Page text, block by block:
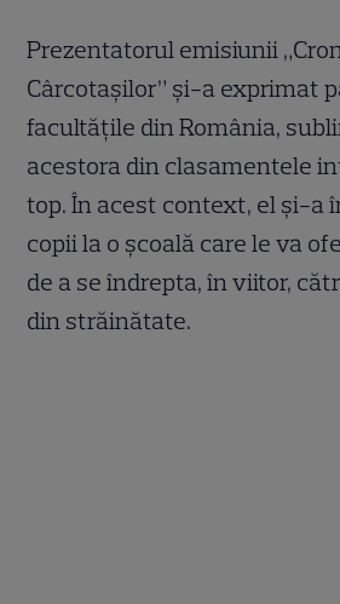
Prezentatorul emisiunii
Cârcotașilor” și-a exprimat
facultățile din România,
acestora din clasamentele
top. În acest context, el și-a
copii la o școală care le va
de a se îndrepta, în viitor,
din străinătate.